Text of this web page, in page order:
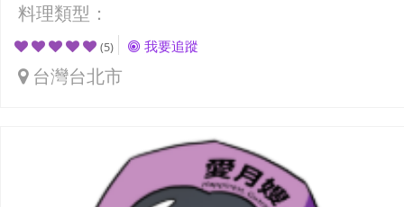
料理類型：
(5) 我要追蹤
台灣台北市